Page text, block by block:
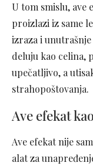
U tom smislu, ave
proizlazi iz same
izraza i
deluju kao celina,
upečatljivo, a
strahopoštovanja.
Ave efekat
Ave efekat nije
alat za